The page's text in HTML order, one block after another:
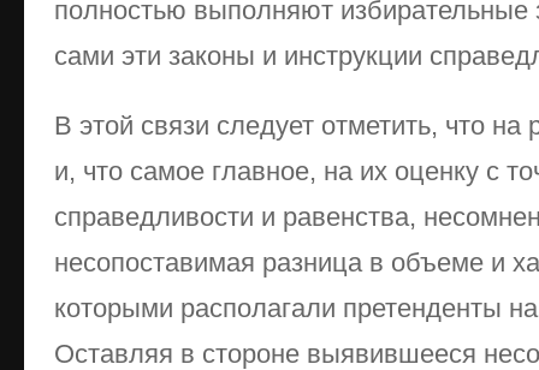
полностью выполняют избирательные
сами эти законы и инструкции
В этой связи следует отметить, что на
и, что самое главное, на их оценку с
справедливости и равенства,
несопоставимая разница в объеме и
которыми располагали претенденты
Оставляя в стороне выявившееся